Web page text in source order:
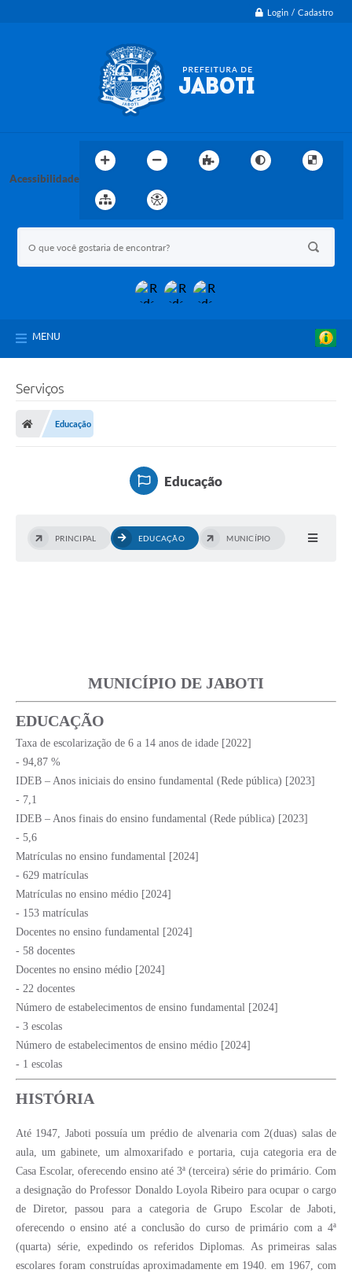
Login / Cadastro
Acessibilidade
MENU
Serviços
Educação
Educação
PRINCIPAL EDUCAÇÃO MUNICÍPIO
MUNICÍPIO DE JABOTI
EDUCAÇÃO
Taxa de escolarização de 6 a 14 anos de idade [2022]
- 94,87 %
IDEB – Anos iniciais do ensino fundamental (Rede pública) [2023]
- 7,1
IDEB – Anos finais do ensino fundamental (Rede pública) [2023]
- 5,6
Matrículas no ensino fundamental [2024]
- 629 matrículas
Matrículas no ensino médio [2024]
- 153 matrículas
Docentes no ensino fundamental [2024]
- 58 docentes
Docentes no ensino médio [2024]
- 22 docentes
Número de estabelecimentos de ensino fundamental [2024]
- 3 escolas
Número de estabelecimentos de ensino médio [2024]
- 1 escolas
HISTÓRIA
Até 1947, Jaboti possuía um prédio de alvenaria com 2(duas) salas de
aula, um gabinete, um almoxarifado e portaria, cuja categoria era de
Casa Escolar, oferecendo ensino até 3ª (terceira) série do primário. Com
a designação do Professor Donaldo Loyola Ribeiro para ocupar o cargo
de Diretor, passou para a categoria de Grupo Escolar de Jaboti,
oferecendo o ensino até a conclusão do curso de primário com a 4ª
(quarta) série, expedindo os referidos Diplomas. As primeiras salas
escolares foram construídas aproximadamente em 1940. em 1967, com